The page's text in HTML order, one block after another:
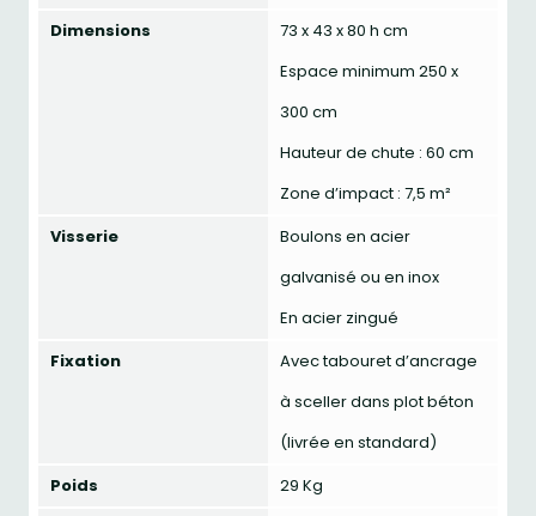
Dimensions
73 x 43 x 80 h cm
Espace minimum 250 x
300 cm
Hauteur de chute : 60 cm
Zone d’impact : 7,5 m²
Visserie
Boulons en acier
galvanisé ou en inox
En acier zingué
Fixation
Avec tabouret d’ancrage
à sceller dans plot béton
(livrée en standard)
Poids
29 Kg